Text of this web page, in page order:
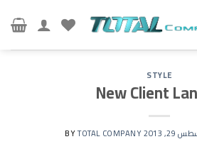
STYLE
New Client
2013
BY
TOTAL COMPANY